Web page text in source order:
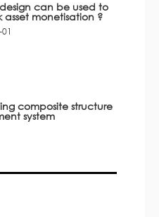
can be used to
asset monetisation ?
composite structure
system